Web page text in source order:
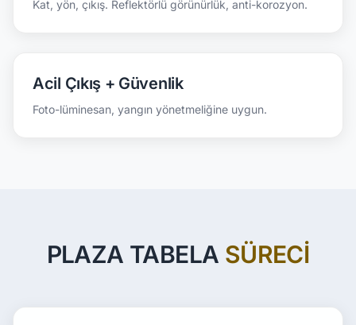
Kat, yön, çıkış. Reflektörlü görünürlük, anti-korozyon.
Acil Çıkış + Güvenlik
Foto-lüminesan, yangın yönetmeliğine uygun.
PLAZA TABELA SÜRECI